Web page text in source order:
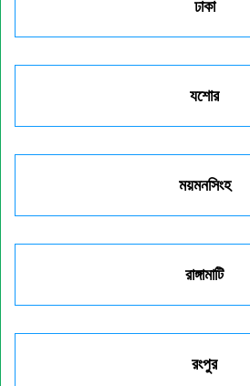
ঢাকা
যশোর
ময়মনসিংহ
রাঙ্গামাটি
রংপুর